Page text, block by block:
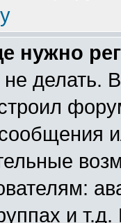
нужно
делать.
и